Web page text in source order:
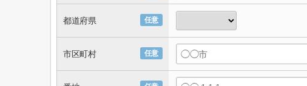
任意
都道府県
任意
市区町村